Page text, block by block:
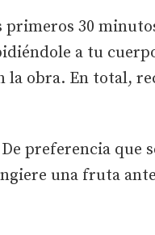
primeros 30
a tu
la obra. En total,
preferencia que
una fruta